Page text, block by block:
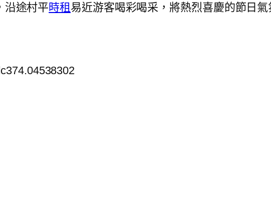
沿途村平時租 易近游客喝彩喝采，將熱烈喜慶的節日